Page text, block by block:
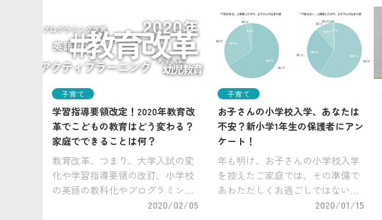
一年間の学習を振り返り、学びを
定着させ […]
年度教材を無料提供して […]
子育て
学習指導要領改定！2020年教育改
革でこどもの教育はどう変わる？
家庭でできることは何？
教育改革、つまり、大学入試の変
化や学習指導要領の改訂、小学校
の英語の教科化やプログラミング
学習の導入など、よく聞くワード
2020/02/05
子育て
お子さんの小学校入学、あなたは
不安？新小学1年生の保護者にアン
ケート！
年も明け、お子さんの小学校入学
を控えたご家庭では、その準備で
あわただしくお過ごしではないで
しょうか。保育園や幼稚園でも、
2020/01/15